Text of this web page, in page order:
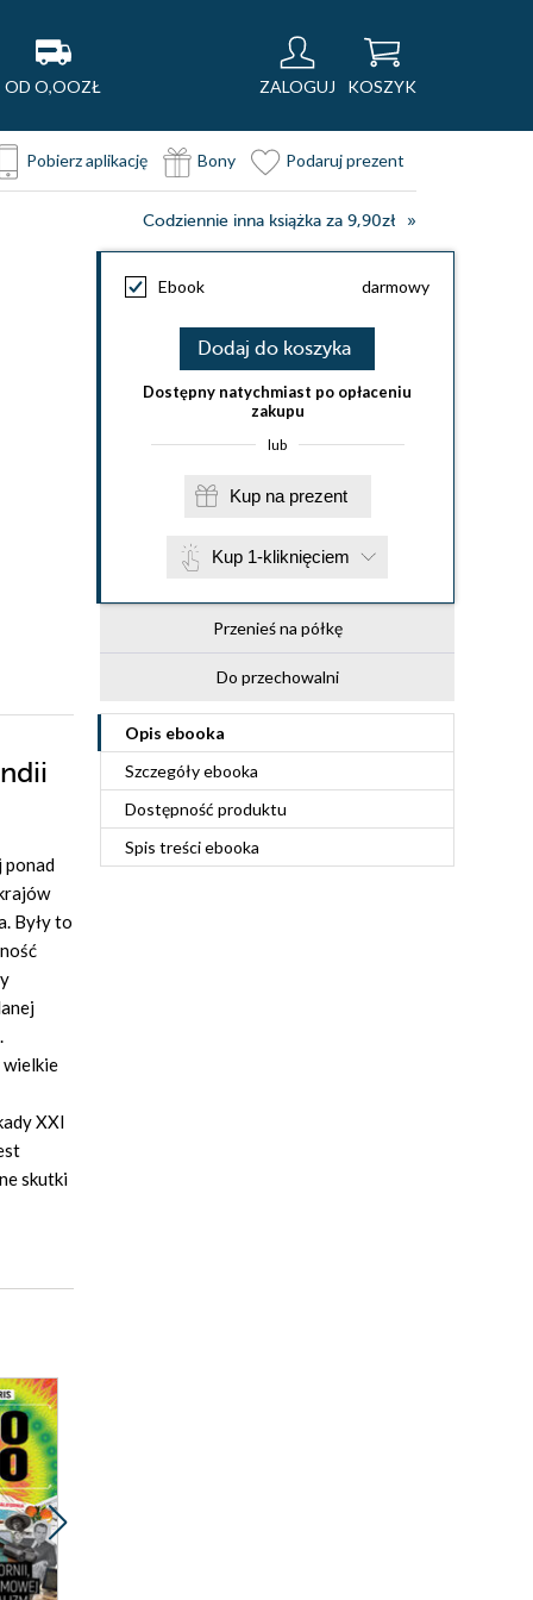
OD O,OOZŁ ZALOGUJ KOSZYK
Pobierz aplikację Bony Podaruj prezent
Codziennie inna książka za 9,90zł
Ebook darmowy
Dodaj do koszyka
Dostępny natychmiast po opłaceniu
zakupu
lub
Kup na prezent
Kup 1-kliknięciem
Przenieś na półkę
Do przechowalni
Opis ebooka
Szczegółyebooka
Dostępność produktu
Spis treściebooka
ponad
Były to
wielkie
XXI
skutki